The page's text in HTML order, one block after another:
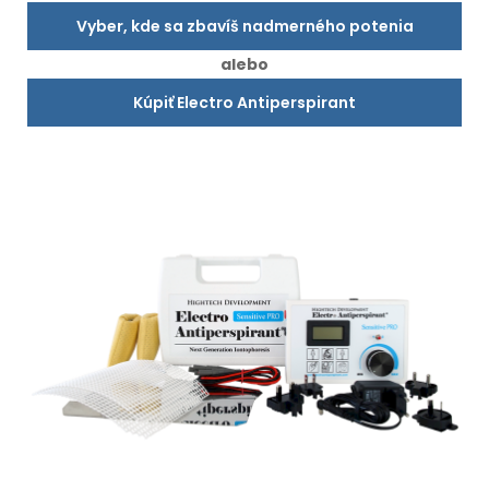
Vyber, kde sa zbavíš nadmerného potenia
alebo
Kúpiť Electro Antiperspirant